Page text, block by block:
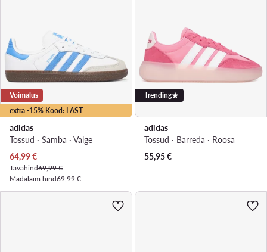
extra -15% Kood: LAST
Võimalus
adidas
Tossud · Samba · Valge
Praegune hind
64,99€
Tavahind69,99 €
Madalaim hind69,99 €
Trending
adidas
Tossud · Barreda · Roosa
55,95€